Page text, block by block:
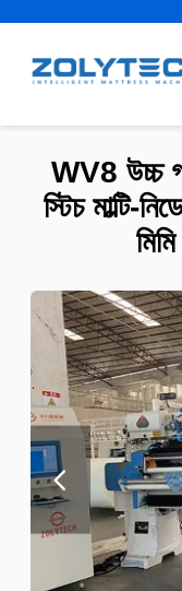
WV8 উচ্চ
স্টিচ মাল্টি-